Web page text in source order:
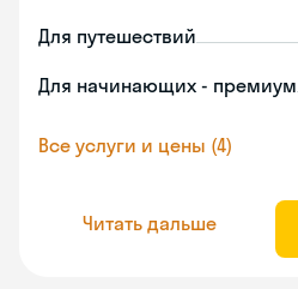
Для путешествий
Для начинающих - премиум
Все услуги и цены (4)
Читать дальше